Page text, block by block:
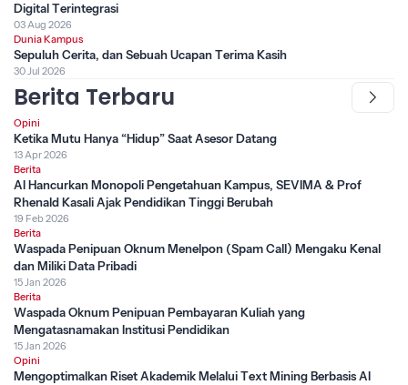
Digital Terintegrasi
03 Aug 2026
Dunia Kampus
Sepuluh Cerita, dan Sebuah Ucapan Terima Kasih
30 Jul 2026
Berita Terbaru
Opini
Ketika Mutu Hanya “Hidup” Saat Asesor Datang
13 Apr 2026
Berita
AI Hancurkan Monopoli Pengetahuan Kampus, SEVIMA & Prof
Rhenald Kasali Ajak Pendidikan Tinggi Berubah
19 Feb 2026
Berita
Waspada Penipuan Oknum Menelpon (Spam Call) Mengaku Kenal
dan Miliki Data Pribadi
15 Jan 2026
Berita
Waspada Oknum Penipuan Pembayaran Kuliah yang
Mengatasnamakan Institusi Pendidikan
15 Jan 2026
Opini
Mengoptimalkan Riset Akademik Melalui Text Mining Berbasis AI